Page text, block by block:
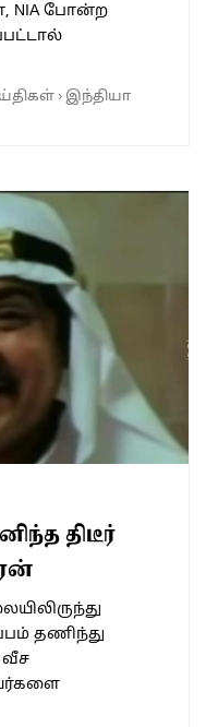
NIA போன்ற
› இந்தியா
திடீர்
தணிந்து
வீச